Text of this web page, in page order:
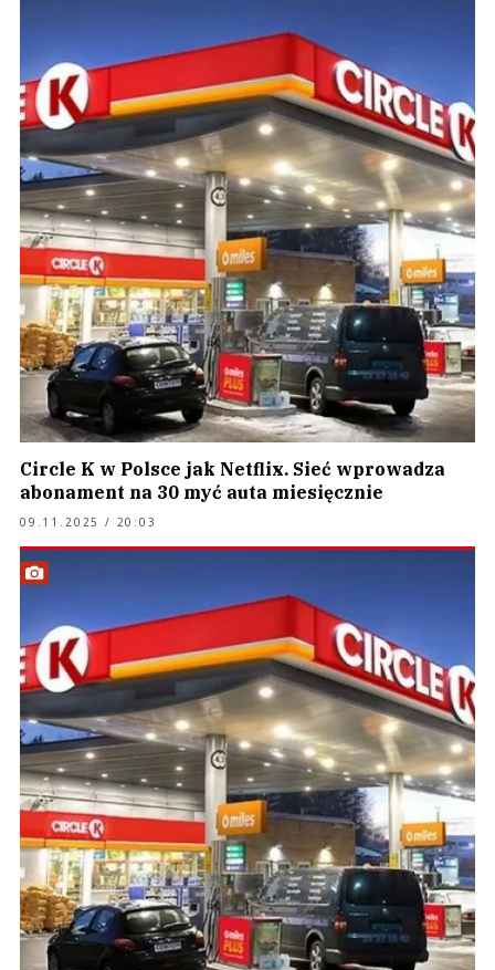
Circle K w Polsce jak Netflix. Sieć wprowadza
abonament na 30 myć auta miesięcznie
09.11.2025 / 20:03